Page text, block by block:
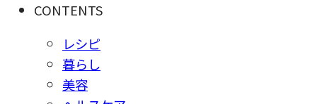
CONTENTS
レシピ
暮らし
美容